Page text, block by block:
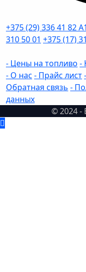
+375 (29) 336 41 82А1
310 50 01 +375 (17)
- Цены на топливо -
- О нас - Прайс лист
Обратная связь -
данных
© 2024 -